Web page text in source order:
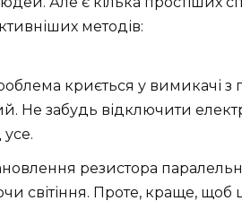
методів:
криється у вимикачі з
Не забудь відключити
резистора
світіння. Проте, краще, щоб